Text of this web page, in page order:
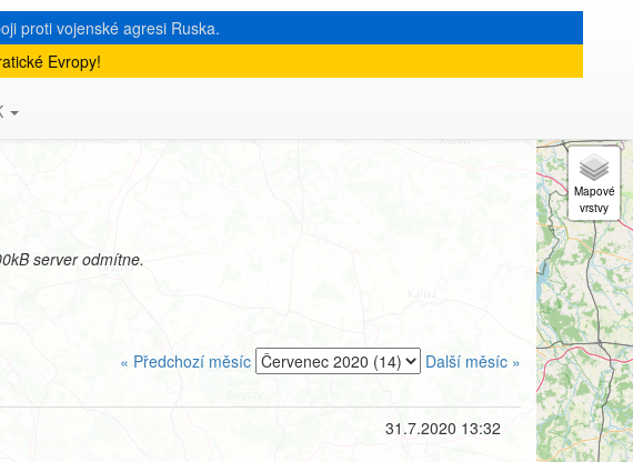
proti vojenské agresi Ruska.
Evropy!
server odmítne.
« Předchozí měsíc
Další měsíc »
31.7.2020 13:32